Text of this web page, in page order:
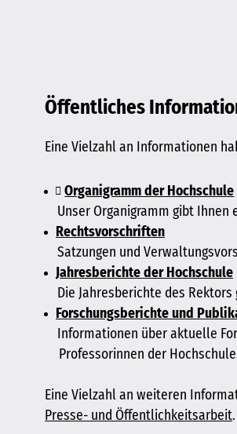
Öffentliches
Eine Vielzahl an Informationen
Organigramm der Hochschule
Unser Organigramm gibt
Rechtsvorschriften
Satzungen und
Jahresberichte der Hochschule
Die Jahresberichte des
Forschungsberichte und
Informationen über aktuelle
Professorinnen der
Eine Vielzahl an weiteren
Presse- und Öffentlichkeitsarbeit.